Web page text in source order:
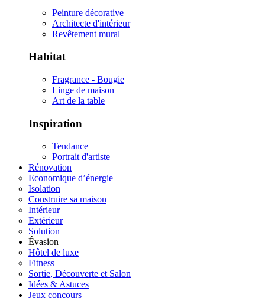
Peinture décorative
Architecte d'intérieur
Revêtement mural
Habitat
Fragrance - Bougie
Linge de maison
Art de la table
Inspiration
Tendance
Portrait d'artiste
Rénovation
Economique d’énergie
Isolation
Construire sa maison
Intérieur
Extérieur
Solution
Évasion
Hôtel de luxe
Fitness
Sortie, Découverte et Salon
Idées & Astuces
Jeux concours